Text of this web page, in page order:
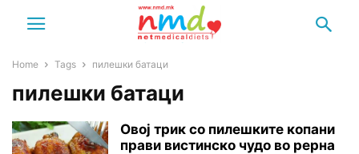
Home Tags пилешки батаци
пилешки батаци
Овој трик со пилешките копани
прави вистинско чудо во рерна